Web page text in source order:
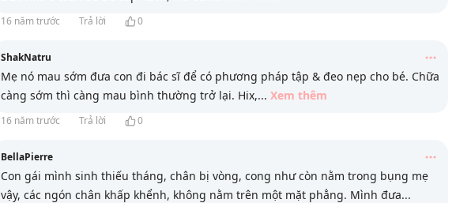
16 năm trước Trả lời 0
ShakNatru
Mẹ nó mau sớm đưa con đi bác sĩ để có phương pháp tập & đeo nẹp cho bé. Chữa
càng sớm thì càng mau bình thường trở lại. Hix,... Xem thêm
16 năm trước Trả lời 0
BellaPierre
Con gái mình sinh thiếu tháng, chân bị vòng, cong như còn nằm trong bụng mẹ
vậy, các ngón chân khấp khểnh, không nằm trên một mặt phẳng. Mình đưa...